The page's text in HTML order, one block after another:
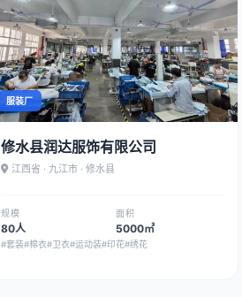
服装厂
修水县润达服饰有限公司
江西省 · 九江市 · 修水县
规模
80人
面积
5000㎡
#套装#棉衣#卫衣#运动装#印花#绣花